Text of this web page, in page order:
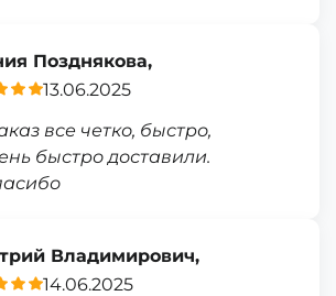
Позднякова,
13.06.2025
все четко, быстро,
быстро доставили.
Владимирович,
14.06.2025